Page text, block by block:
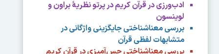
ادب‌ورزی در قرآن كريم در پرتو نظريۀ براون و
لوينسون
بررسی معناشناختی جايگزينی واژگانی در
متشابهات لفظی قرآن
بررسی معناشناختی حس‌آميزی در قرآن كريم